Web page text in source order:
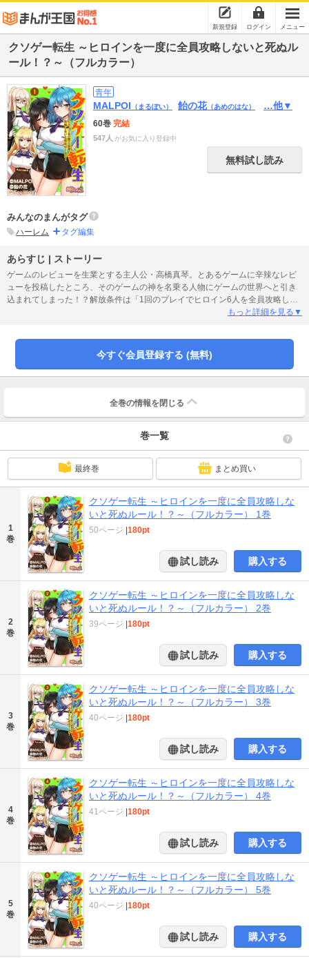
新規登録 ログイン メニュー
クソゲー転生 ～ヒロインを一度に全員攻略しないと死ぬル
ール！？～（フルカラー）
青年
MALPOI （まるぽい） 飴の花（あめのはな） …他▼
60巻 完結
547人 がお気に入り登録中
無料試し読み
みんなのまんがタグ
ハーレム タグ編集
あらすじ | ストーリー
ゲームのレビューを生業とする主人公・高橋真琴。とあるゲームに辛辣なレビ
ューを投稿したところ、そのゲームの神を名乗る人物にゲームの世界へと引き
込まれてしまった！？解放条件は「1回のプレイでヒロイン6人を全員攻略し、
エンディングまで生き残ること」！果たして真琴は、生きて元の世界へ帰るこ
もっと詳細を見る▼
今すぐ会員登録する (無料)
全巻の情報を 閉じる
巻一覧
最終巻 まとめ買い
1
巻
クソゲー転生 ～ヒロインを一度に全員攻略しな
いと死ぬルール！？～（フルカラー） 1巻
50ページ |180pt
試し読み 購入する
2
巻
クソゲー転生 ～ヒロインを一度に全員攻略しな
いと死ぬルール！？～（フルカラー） 2巻
39ページ |180pt
試し読み 購入する
3
巻
クソゲー転生 ～ヒロインを一度に全員攻略しな
いと死ぬルール！？～（フルカラー） 3巻
40ページ |180pt
試し読み 購入する
4
巻
クソゲー転生 ～ヒロインを一度に全員攻略しな
いと死ぬルール！？～（フルカラー） 4巻
41ページ |180pt
試し読み 購入する
5
巻
クソゲー転生 ～ヒロインを一度に全員攻略しな
いと死ぬルール！？～（フルカラー） 5巻
40ページ |180pt
試し読み 購入する